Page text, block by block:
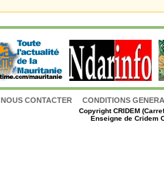
NOUS CONTACTER CONDITIONS
CopyrightCRIDEM
Enseigne de Cridem